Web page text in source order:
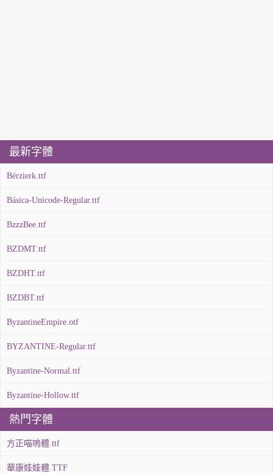
最新字體
Bérzierk.ttf
Básica-Unicode-Regular.ttf
BzzzBee.ttf
BZDMT.ttf
BZDHT.ttf
BZDBT.ttf
ByzantineEmpire.otf
BYZANTINE-Regular.ttf
Byzantine-Normal.ttf
Byzantine-Hollow.ttf
熱門字體
方正喵嗚體.ttf
華康娃娃體.TTF